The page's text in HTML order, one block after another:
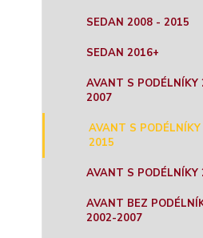
SEDAN 2008 - 2015
SEDAN 2016+
AVANT S PODÉLNÍKY
2007
AVANT S
2015
AVANT S PODÉLNÍKY
AVANT BEZ
2002-2007